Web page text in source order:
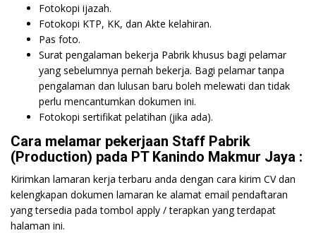
Fotokopi ijazah.
Fotokopi KTP, KK, dan Akte kelahiran.
Pas foto.
Surat pengalaman bekerja Pabrik khusus bagi pelamar
yang sebelumnya pernah bekerja. Bagi pelamar tanpa
pengalaman dan lulusan baru boleh melewati dan tidak
perlu mencantumkan dokumen ini.
Fotokopi sertifikat pelatihan (jika ada).
Cara melamar pekerjaan Staff Pabrik
(Production) pada PT Kanindo Makmur Jaya :
Kirimkan lamaran kerja terbaru anda dengan cara kirim CV dan
kelengkapan dokumen lamaran ke alamat email pendaftaran
yang tersedia pada tombol apply / terapkan yang terdapat
halaman ini.